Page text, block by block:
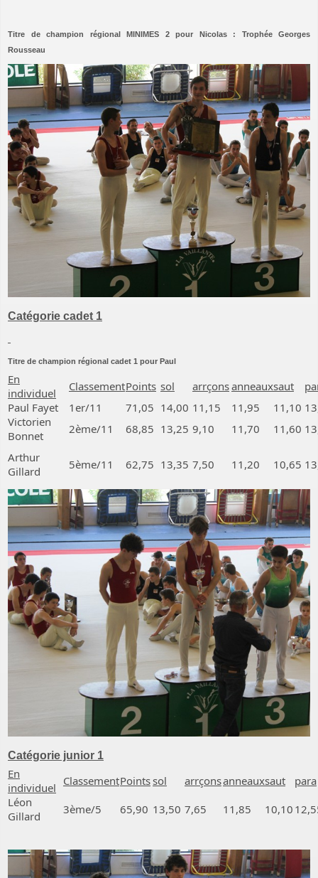
Titre de champion régional MINIMES 2 pour Nicolas : Trophée Georges
Rousseau
Catégorie cadet 1
Titre de champion régional cadet 1 pour Paul
En
individuel
ClassementPoints sol arrçonsanneauxsaut
Paul Fayet
1er/11 71,05 14,00 11,15 11,95 11,10
Victorien
Bonnet
2ème/11 68,85 13,25 9,10 11,70 11,60
Arthur
Gillard
5ème/11 62,75 13,35 7,50 11,20 10,65
Catégorie junior 1
En
individuel ClassementPointssol arrçonsanneauxsaut
para
Léon
Gillard
3ème/5 65,90 13,50 7,65 11,85 10,10